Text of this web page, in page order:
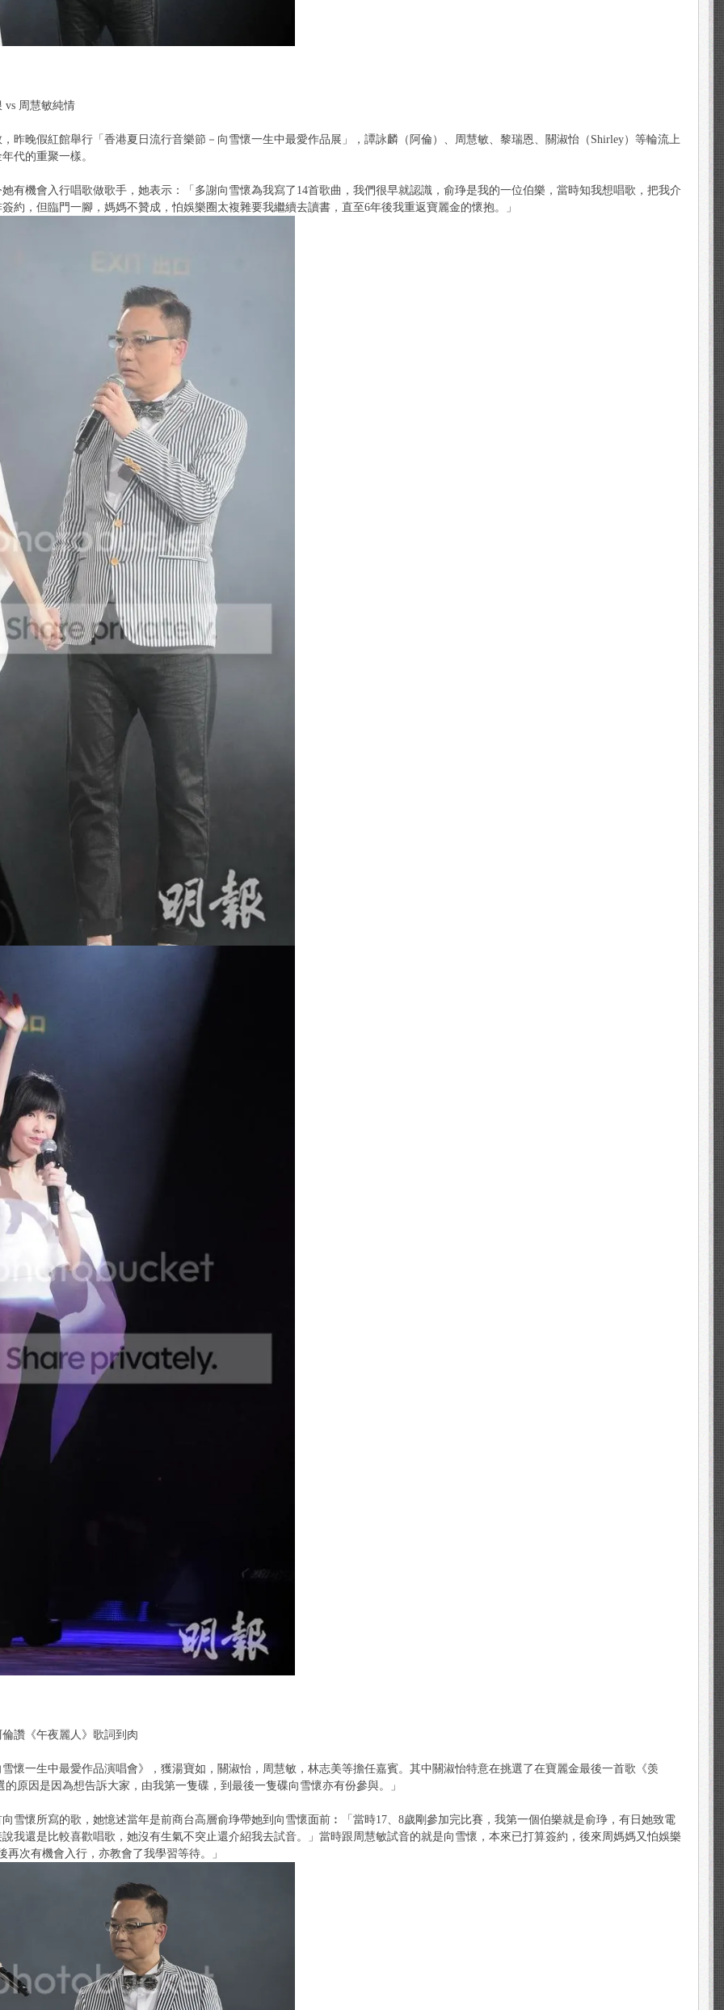
vs 周慧敏純情
昨晚假紅館舉行「香港夏日流行音樂節－向雪懷一生中最愛作品展」，譚詠麟（阿倫）、周慧敏、黎瑞恩、關淑怡（Shirley）等輪流上
代的重聚一樣。
有機會入行唱歌做歌手，她表示：「多謝向雪懷為我寫了14首歌曲，我們很早就認識，俞琤是我的一位伯樂，當時知我想唱歌，把我介
約，但臨門一腳，媽媽不贊成，怕娛樂圈太複雜要我繼續去讀書，直至6年後我重返寶麗金的懷抱。」
讚《午夜麗人》歌詞到肉
懷一生中最愛作品演唱會》，獲湯寶如，關淑怡，周慧敏，林志美等擔任嘉賓。其中關淑怡特意在挑選了在寶麗金最後一首歌《羡
原因是因為想告訴大家，由我第一隻碟，到最後一隻碟向雪懷亦有份參與。」
雪懷所寫的歌，她憶述當年是前商台高層俞琤帶她到向雪懷面前︰「當時17、8歲剛參加完比賽，我第一個伯樂就是俞琤，有日她致電
我還是比較喜歡唱歌，她沒有生氣不突止還介紹我去試音。」當時跟周慧敏試音的就是向雪懷，本來已打算簽約，後來周媽媽又怕娛樂
次有機會入行，亦教會了我學習等待。」